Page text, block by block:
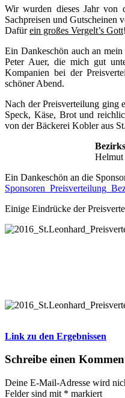
Wir wurden dieses Jahr von
Sachpreisen und Gutscheinen
Dafürein großes Vergelt’s Gott!
Ein Dankeschön auch an
Peter Auer, die mich gut
Kompanien bei der
schöner Abend.
Nach der Preisverteilung ging
Speck, Käse, Brot und
von der Bäckerei Kobler aus
Helmut
Ein Dankeschön an die
Einige Eindrücke der
Link zu den Ergebnissen
Schreibe einen
Deine E-Mail-Adresse wird
Felder sind mit * markiert